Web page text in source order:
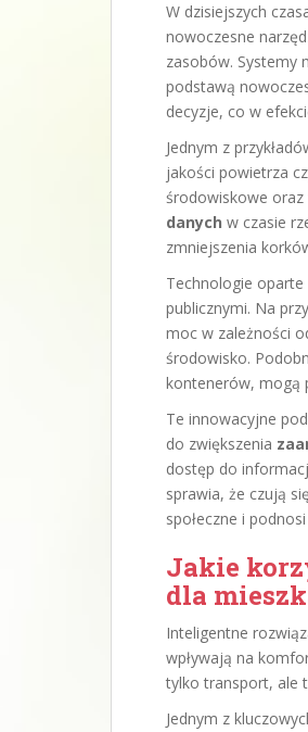
W dzisiejszych
nowoczesne
zasobów. Systemy
podstawą
decyzje, co w
Jednym z
jakości powietrza
środowiskowe oraz
danych w czasie
zmniejszenia
Technologie oparte
publicznymi. Na
moc w zależności
środowisko.
kontenerów, mogą
Te innowacyjne
do zwiększenia
dostęp do
sprawia, że czują
społeczne i
Jakie
dla
Inteligentne
wpływają na
tylko transport, ale
Jednym z